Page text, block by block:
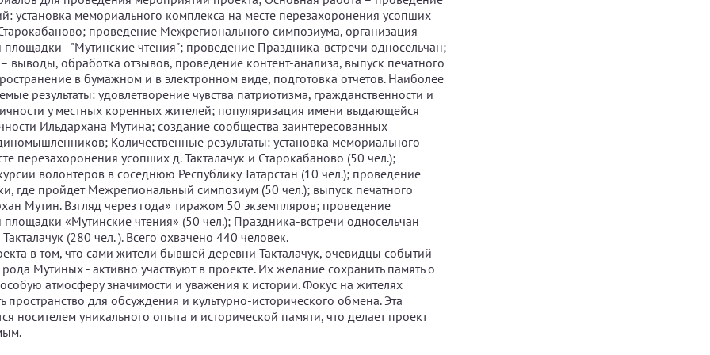
установка мемориального комплекса на месте перезахоронения усопших
проведение Межрегионального симпозиума, организация
площадки - "Мутинские чтения"; проведение Праздника-встречи односельчан;
выводы, обработка отзывов, проведение контент-анализа, выпуск печатного
в бумажном и в электронном виде, подготовка отчетов. Наиболее
результаты: удовлетворение чувства патриотизма, гражданственности и
у местных коренных жителей; популяризация имени выдающейся
Ильдархана Мутина; создание сообщества заинтересованных
Количественные результаты: установка мемориального
перезахоронения усопших д. Такталачук и Старокабаново (50 чел.);
волонтеров в соседнюю Республику Татарстан (10 чел.); проведение
где пройдет Межрегиональный симпозиум (50 чел.); выпуск печатного
Мутин. Взгляд через года» тиражом 50 экземпляров; проведение
площадки «Мутинские чтения» (50 чел.); Праздника-встречи односельчан
(280 чел. ). Всего охвачено 440 человек.
в том, что сами жители бывшей деревни Такталачук, очевидцы событий
Мутиных - активно участвуют в проекте. Их желание сохранить память о
атмосферу значимости и уважения к истории. Фокус на жителях
пространство для обсуждения и культурно-исторического обмена. Эта
носителем уникального опыта и исторической памяти, что делает проект